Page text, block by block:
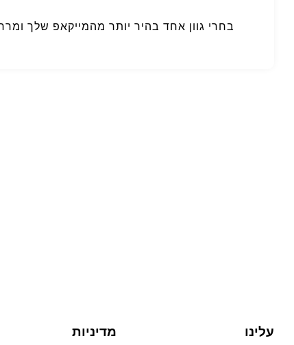
בחרי גוון אחד בהיר יותר מהמייקאפ שלך
מדיניות עלינו